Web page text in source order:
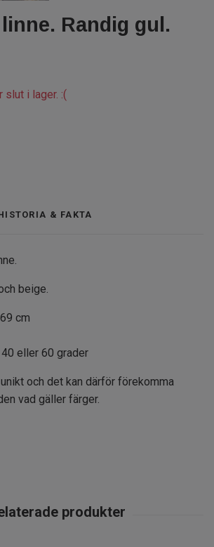
Randig gul.
slut i lager. :(
& FAKTA
beige.
cm
eller 60 grader
och det kan därför förekomma
vad gäller färger.